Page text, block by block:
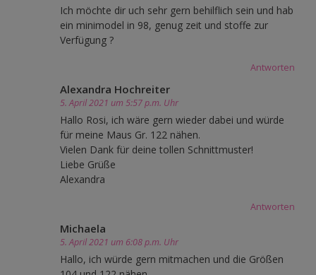
Ich möchte dir uch sehr gern behilflich sein und hab
ein minimodel in 98, genug zeit und stoffe zur
Verfügung ?
Antworten
Alexandra Hochreiter
5. April 2021 um 5:57 p.m. Uhr
Hallo Rosi, ich wäre gern wieder dabei und würde
für meine Maus Gr. 122 nähen.
Vielen Dank für deine tollen Schnittmuster!
Liebe Grüße
Alexandra
Antworten
Michaela
5. April 2021 um 6:08 p.m. Uhr
Hallo, ich würde gern mitmachen und die Größen